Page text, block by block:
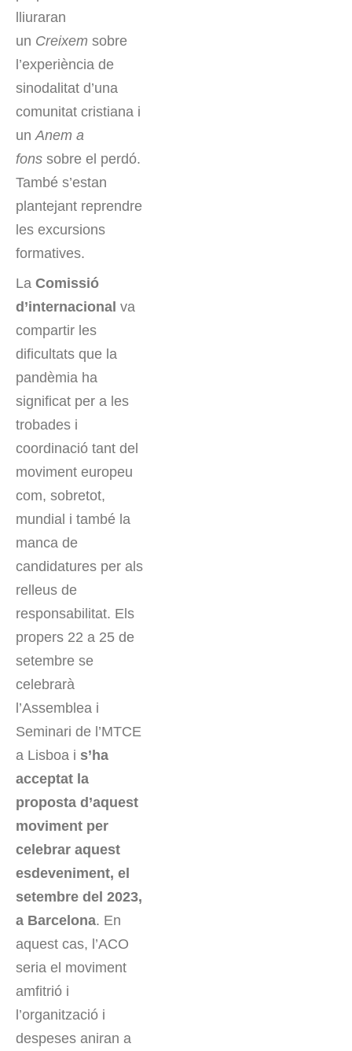
lliuraran
un Creixem sobre
l’experiència de
sinodalitat d’una
comunitat cristiana i
unAnem a
fons sobre el perdó.
També s’estan
plantejant reprendre
les excursions
formatives.
La Comissió
d’internacional va
compartir les
dificultats que la
pandèmia ha
significat per a les
trobades i
coordinació tant del
moviment europeu
com, sobretot,
mundial i també la
manca de
candidatures per als
relleus de
responsabilitat. Els
propers 22 a 25 de
setembre se
celebrarà
l’Assemblea i
Seminari de l’MTCE
a Lisboa i s’ha
acceptat la
proposta d’aquest
moviment per
celebrar aquest
esdeveniment, el
setembre del 2023,
a Barcelona. En
aquest cas, l’ACO
seria el moviment
amfitrió i
l’organització i
despeses aniran a